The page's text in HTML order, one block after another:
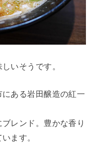
いそうです。
ある岩田醸造の紅一
レンド。豊かな香り
ます。